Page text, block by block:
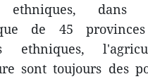
ethniques, dans
de 45
ethniques,
sont toujours des